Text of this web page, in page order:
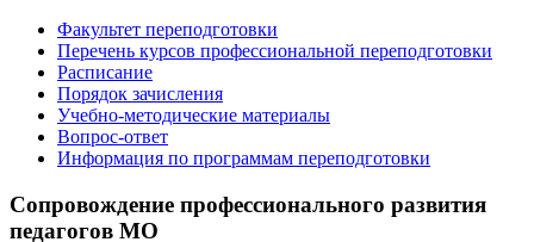
Факультет переподготовки
Перечень курсов профессиональной переподготовки
Расписание
Порядок зачисления
Учебно-методические материалы
Вопрос-ответ
Информация по программам переподготовки
Сопровождение профессионального развития
педагогов МО